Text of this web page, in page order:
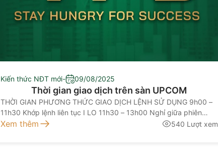
Kiến thức NĐT mới- 09/08/2025
Thời gian giao dịch trên sàn UPCOM
THỜI GIAN PHƯƠNG THỨC GIAO DỊCH LỆNH SỬ DỤNG 9h00 –
11h30 Khớp lệnh liên tục I LO 11h30 – 13h00 Nghỉ giữa phiên
13h00 – 15h00 Khớp lệnh liên tục II LO 9h00 – 11h30 và 13h00 –
Xem thêm 540 Lượt xem